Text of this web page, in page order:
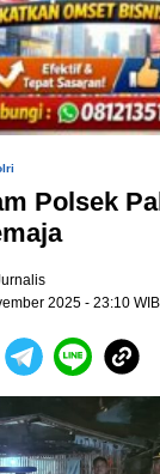
Polsek
2025 - 23:10 WIB